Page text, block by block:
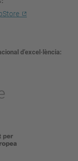
d’excel·lència